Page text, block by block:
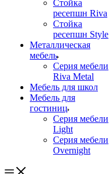
Стойка
ресепшн Riva
Стойка
ресепшн Style
Металлическая
мебель
Серия мебели
Riva Metal
Мебель для школ
Мебель для
гостиниц
Серия мебели
Light
Серия мебели
Overnight